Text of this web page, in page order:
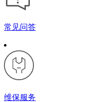
常见问答
维保服务